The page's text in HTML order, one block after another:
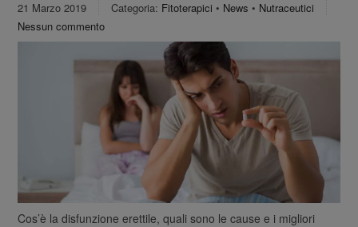
21 Marzo 2019 Categoria: Fitoterapici • News • Nutraceutici
Nessun commento
Cos’è la disfunzione erettile, quali sono le cause e i migliori